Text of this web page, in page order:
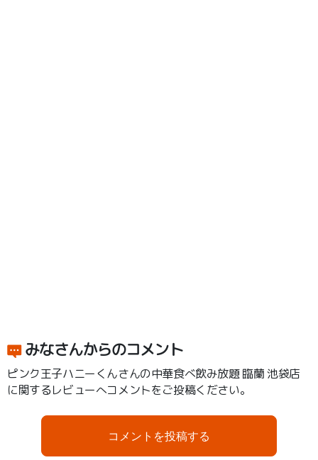
みなさんからのコメント
ピンク王子ハニーくんさんの中華食べ飲み放題 臨蘭 池袋店
に関するレビューへコメントをご投稿ください。
コメントを投稿する